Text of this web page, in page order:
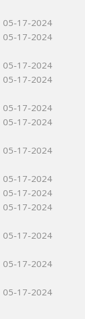
05-17-2024
05-17-2024
05-17-2024
05-17-2024
05-17-2024
05-17-2024
05-17-2024
05-17-2024
05-17-2024
05-17-2024
05-17-2024
05-17-2024
05-17-2024